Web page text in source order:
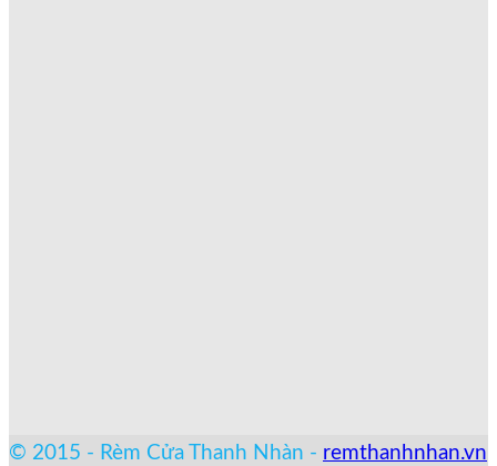
© 2015 - Rèm Cửa Thanh Nhàn - remthanhnhan.vn